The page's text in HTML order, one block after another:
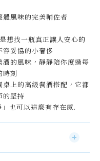
風味的完美輔佐者
想找一瓶真正讓人安心的
容妥協的小奢侈
的風味，靜靜陪你度過每
時刻
上的高級餐酒搭配，它都
的堅持
也可以這麼有存在感.